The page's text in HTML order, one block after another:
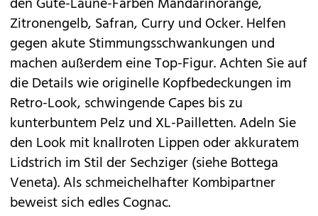
Zitronengelb, Safran, Curry und Ocker. Helfen
gegen akute Stimmungsschwankungen und
machen außerdem eine Top-Figur. Achten Sie auf
die Details wie originelle Kopfbedeckungen im
Retro-Look, schwingende Capes bis zu
kunterbuntem Pelz und XL-Pailletten. Adeln Sie
den Look mit knallroten Lippen oder akkuratem
Lidstrich im Stil der Sechziger (siehe Bottega
Veneta). Als schmeichelhafter Kombipartner
beweist sich edles Cognac.